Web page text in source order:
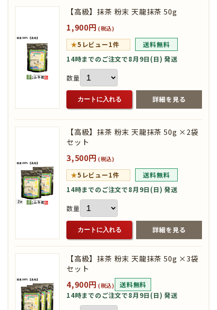
【高級】抹茶 粉末 天龍抹茶 50g
1,900円 (税込)
★5 レビュー1件
送料無料
14時までのご注文で8月9日(日) 発送
数量
カートに入れる 詳細を見る
【高級】抹茶 粉末 天龍抹茶 50g ×2袋
セット
3,500円 (税込)
★5 レビュー1件
送料無料
14時までのご注文で8月9日(日) 発送
数量
カートに入れる 詳細を見る
【高級】抹茶 粉末 天龍抹茶 50g ×3袋
セット
4,900円 (税込)
送料無料
14時までのご注文で8月9日(日) 発送